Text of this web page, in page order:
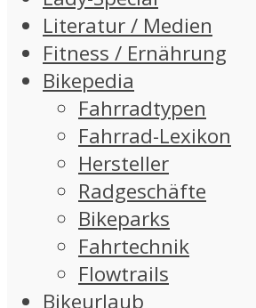
Literatur / Medien
Fitness / Ernährung
Bikepedia
Fahrradtypen
Fahrrad-Lexikon
Hersteller
Radgeschäfte
Bikeparks
Fahrtechnik
Flowtrails
Bikeurlaub